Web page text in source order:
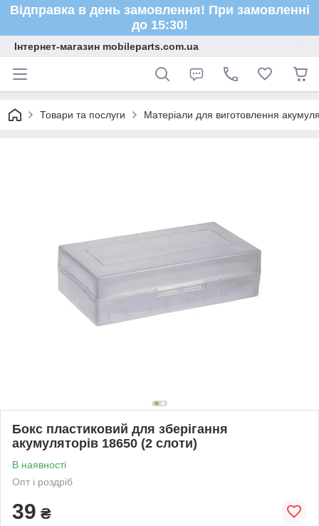
Відправка в день замовлення! При замовленні
до 15:30!
Інтернет-магазин mobileparts.com.ua
Товари та послуги Матеріали для виготовлення
Бокс пластиковий для зберігання
акумуляторів 18650 (2 слоти)
В наявності
Опт і роздріб
39 ₴